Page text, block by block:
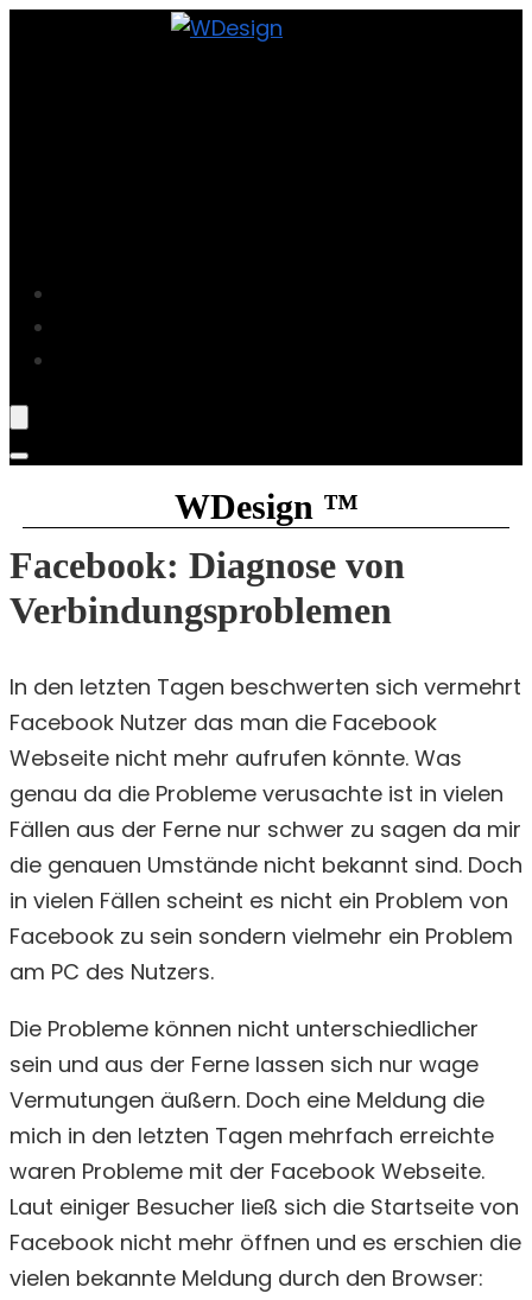
WDesign ™
Facebook: Diagnose von
Verbindungsproblemen
In den letzten Tagen beschwerten sich vermehrt
Facebook Nutzer das man die Facebook
Webseite nicht mehr aufrufen könnte. Was
genau da die Probleme verusachte ist in vielen
Fällen aus der Ferne nur schwer zu sagen da mir
die genauen Umstände nicht bekannt sind. Doch
in vielen Fällen scheint es nicht ein Problem von
Facebook zu sein sondern vielmehr ein Problem
am PC des Nutzers.
Die Probleme können nicht unterschiedlicher
sein und aus der Ferne lassen sich nur wage
Vermutungen äußern. Doch eine Meldung die
mich in den letzten Tagen mehrfach erreichte
waren Probleme mit der Facebook Webseite.
Laut einiger Besucher ließ sich die Startseite von
Facebook nicht mehr öffnen und es erschien die
vielen bekannte Meldung durch den Browser: